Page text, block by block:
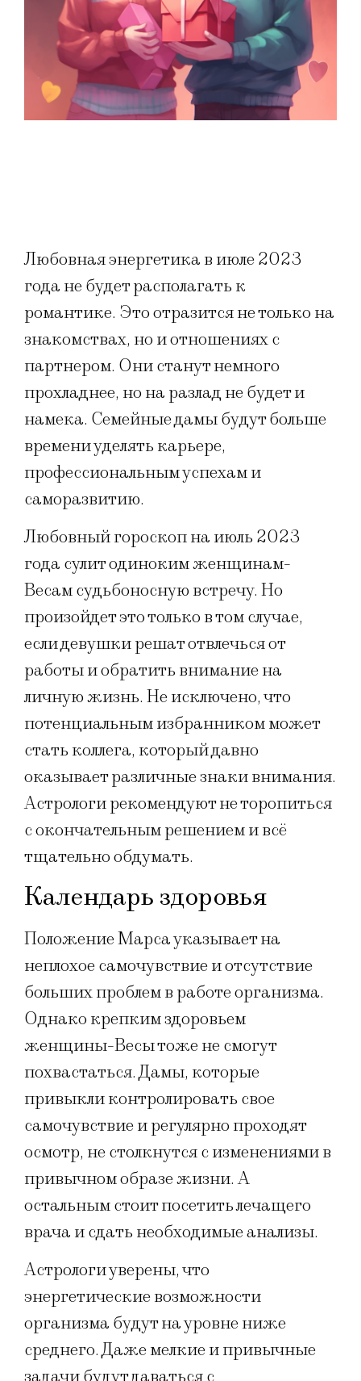
Любовная энергетика в июле 2023
года не будет располагать к
романтике. Это отразится не только на
знакомствах, но и отношениях с
партнером. Они станут немного
прохладнее, но на разлад не будет и
намека. Семейные дамы будут больше
времени уделять карьере,
профессиональным успехам и
саморазвитию.
Любовный гороскоп на июль 2023
года сулит одиноким женщинам-
Весам судьбоносную встречу. Но
произойдет это только в том случае,
если девушки решат отвлечься от
работы и обратить внимание на
личную жизнь. Не исключено, что
потенциальным избранником может
стать коллега, который давно
оказывает различные знаки внимания.
Астрологи рекомендуют не торопиться
с окончательным решением и всё
тщательно обдумать.
Календарь здоровья
Положение Марса указывает на
неплохое самочувствие и отсутствие
больших проблем в работе организма.
Однако крепким здоровьем
женщины-Весы тоже не смогут
похвастаться. Дамы, которые
привыкли контролировать свое
самочувствие и регулярно проходят
осмотр, не столкнутся с изменениями в
привычном образе жизни. А
остальным стоит посетить лечащего
врача и сдать необходимые анализы.
Астрологи уверены, что
энергетические возможности
организма будут на уровне ниже
среднего. Даже мелкие и привычные
задачи будут даваться с